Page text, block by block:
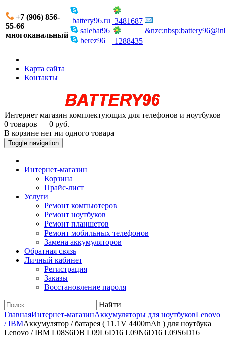
+7 (906) 856-
55-66
многоканальный
battery96.ru
salebat96
berez96
3481687
1288435
Карта сайта
Контакты
Интернет магазин комплектующих для телефонов и ноутбуков
0 товаров — 0 руб.
В корзине нет ни одного товара
Toggle navigation
Интернет-магазин
Корзина
Прайс-лист
Услуги
Ремонт компьютеров
Ремонт ноутбуков
Ремонт планшетов
Ремонт мобильных телефонов
Замена аккумуляторов
Обратная связь
Личный кабинет
Регистрация
Заказы
Восстановление пароля
Найти
ГлавнаяИнтернет-магазинАккумуляторы для ноутбуковLenovo
/ IBMАккумулятор / батарея ( 11.1V 4400mAh ) для ноутбука
Lenovo / IBM L08S6DB L09L6D16 L09N6D16 L09S6D16